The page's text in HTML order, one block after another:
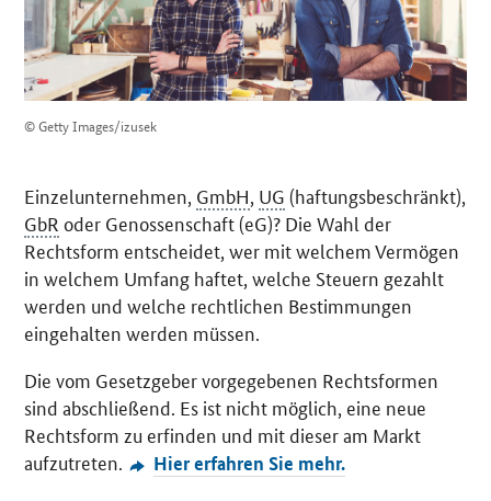
© Getty Images/izusek
Einzelunternehmen, GmbH, UG (haftungsbeschränkt),
GbR oder Genossenschaft (eG)? Die Wahl der
Rechtsform entscheidet, wer mit welchem Vermögen
in welchem Umfang haftet, welche Steuern gezahlt
werden und welche rechtlichen Bestimmungen
eingehalten werden müssen.
Die vom Gesetzgeber vorgegebenen Rechtsformen
sind abschließend. Es ist nicht möglich, eine neue
Rechtsform zu erfinden und mit dieser am Markt
aufzutreten.
Hier erfahren Sie mehr.